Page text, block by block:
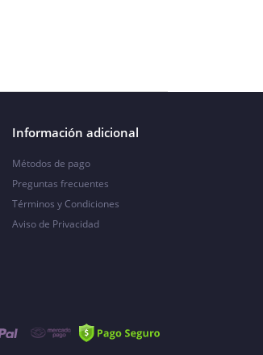
Información adicional
Métodos de pago
Preguntas frecuentes
Términos y Condiciones
Aviso de Privacidad